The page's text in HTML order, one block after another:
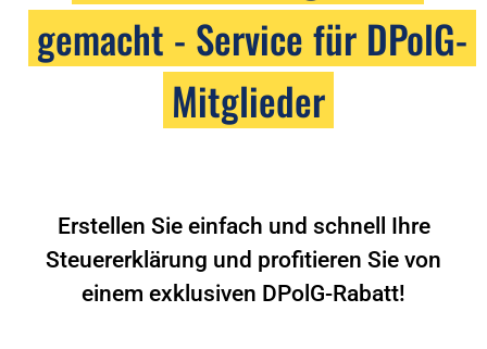
gemacht - Service für DPolG-
Mitglieder
Erstellen Sie einfach und schnell Ihre
Steuererklärung und profitieren Sie von
einem exklusiven DPolG-Rabatt!